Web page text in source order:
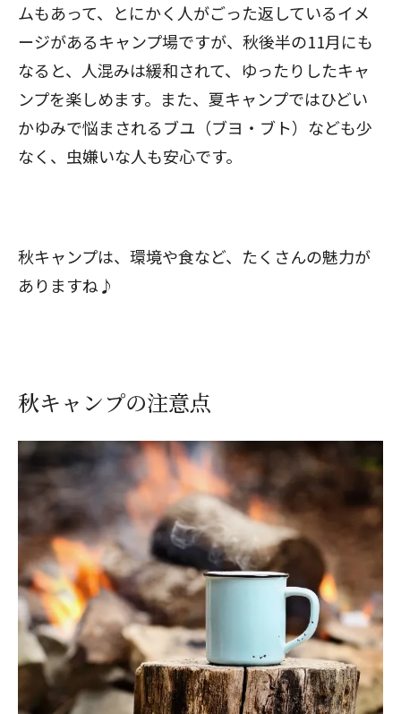
ムもあって、とにかく人がごった返しているイメ
ージがあるキャンプ場ですが、秋後半の11月にも
なると、人混みは緩和されて、ゆったりしたキャ
ンプを楽しめます。また、夏キャンプではひどい
かゆみで悩まされるブユ（ブヨ・ブト）なども少
なく、虫嫌いな人も安心です。
秋キャンプは、環境や食など、たくさんの魅力が
ありますね♪
秋キャンプの注意点